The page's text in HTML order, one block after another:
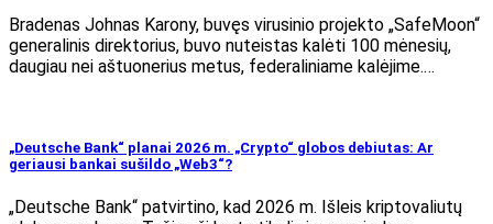
Bradenas Johnas Karony, buvęs virusinio projekto „SafeMoon“
generalinis direktorius, buvo nuteistas kalėti 100 mėnesių,
daugiau nei aštuonerius metus, federaliniame kalėjime.…
„Deutsche Bank“ planai 2026 m. „Crypto“ globos debiutas: Ar
geriausi bankai sušildo „Web3“?
„Deutsche Bank“ patvirtino, kad 2026 m. Išleis kriptovaliutų